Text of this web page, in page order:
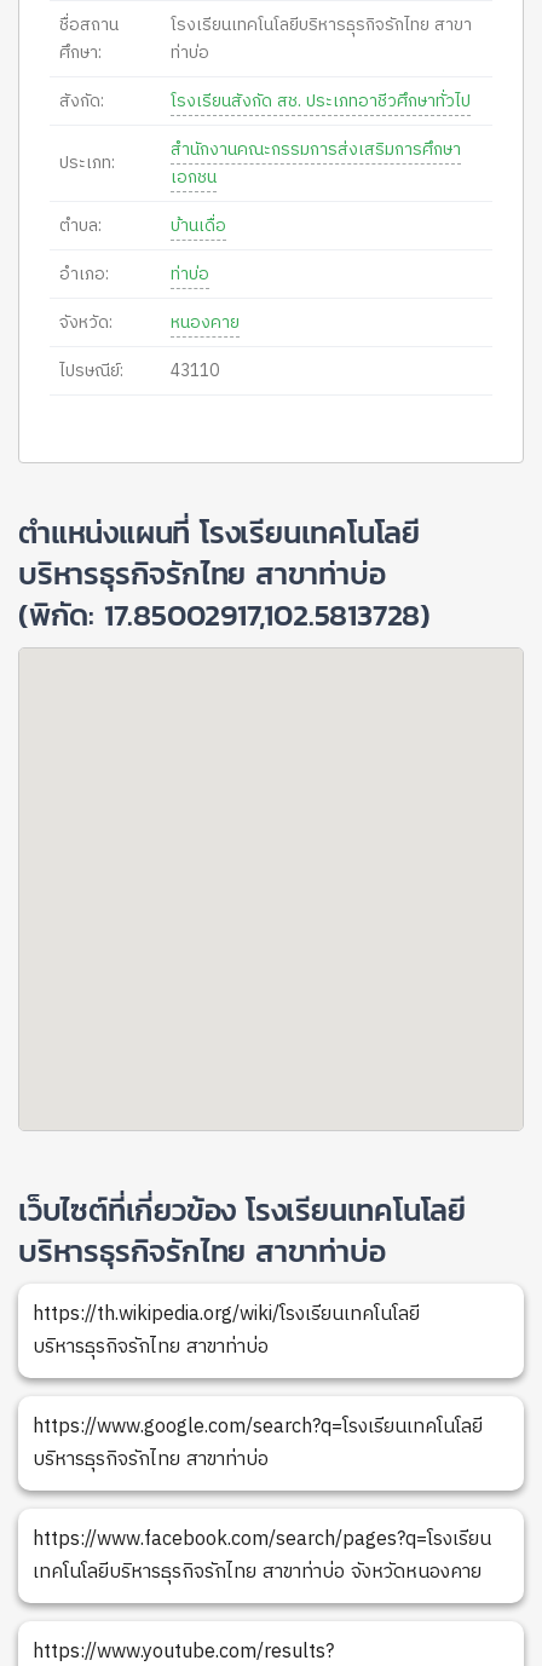
ชื่อสถาน
ศึกษา:
โรงเรียนเทคโนโลยีบริหารธุรกิจรักไทย สาขา
ท่าบ่อ
สังกัด:
โรงเรียนสังกัด สช. ประเภทอาชีวศึกษาทั่วไป
ประเภท:
สำนักงานคณะกรรมการส่งเสริมการศึกษา
เอกชน
ตำบล:
บ้านเดื่อ
อำเภอ:
ท่าบ่อ
จังหวัด:
หนองคาย
ไปรษณีย์:
43110
ตำแหน่งแผนที่ โรงเรียนเทคโนโลยี
บริหารธุรกิจรักไทย สาขาท่าบ่อ
(พิกัด: 17.85002917,102.5813728)
เว็บไซต์ที่เกี่ยวข้อง โรงเรียนเทคโนโลยี
บริหารธุรกิจรักไทย สาขาท่าบ่อ
https://th.wikipedia.org/wiki/โรงเรียนเทคโนโลยี
บริหารธุรกิจรักไทย สาขาท่าบ่อ
https://www.google.com/search?q=โรงเรียนเทคโนโลยี
บริหารธุรกิจรักไทย สาขาท่าบ่อ
https://www.facebook.com/search/pages?q=โรงเรียน
เทคโนโลยีบริหารธุรกิจรักไทย สาขาท่าบ่อ จังหวัดหนองคาย
https://www.youtube.com/results?